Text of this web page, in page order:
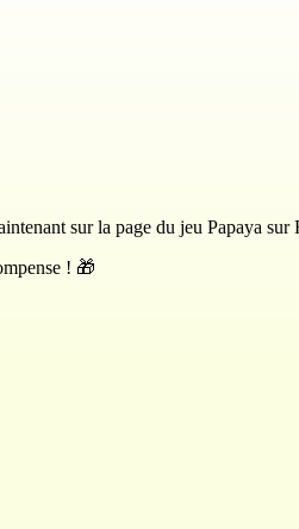
sur la page du jeu Papaya
! 🎁